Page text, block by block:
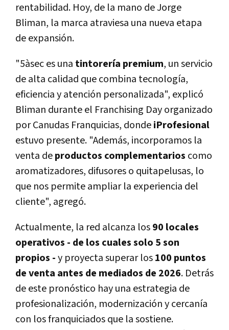
rentabilidad. Hoy, de la mano de Jorge
Bliman, la marca atraviesa una nueva etapa
de expansión.
"5àsec es una tintorería premium, un servicio
de alta calidad que combina tecnología,
eficiencia y atención personalizada", explicó
Bliman durante el Franchising Dayorganizado
por Canudas Franquicias, dondeiProfesional
estuvo presente. "Además, incorporamos la
venta deproductos complementarios como
aromatizadores, difusores o quitapelusas, lo
que nos permite ampliar la experiencia del
cliente", agregó.
Actualmente, la red alcanza los90 locales
operativos - de los cuales solo 5 son
propios -y proyecta superar los100 puntos
de venta antes de mediados de 2026. Detrás
de este pronóstico hay una estrategia de
profesionalización, modernización y cercanía
con los franquiciados que la sostiene.